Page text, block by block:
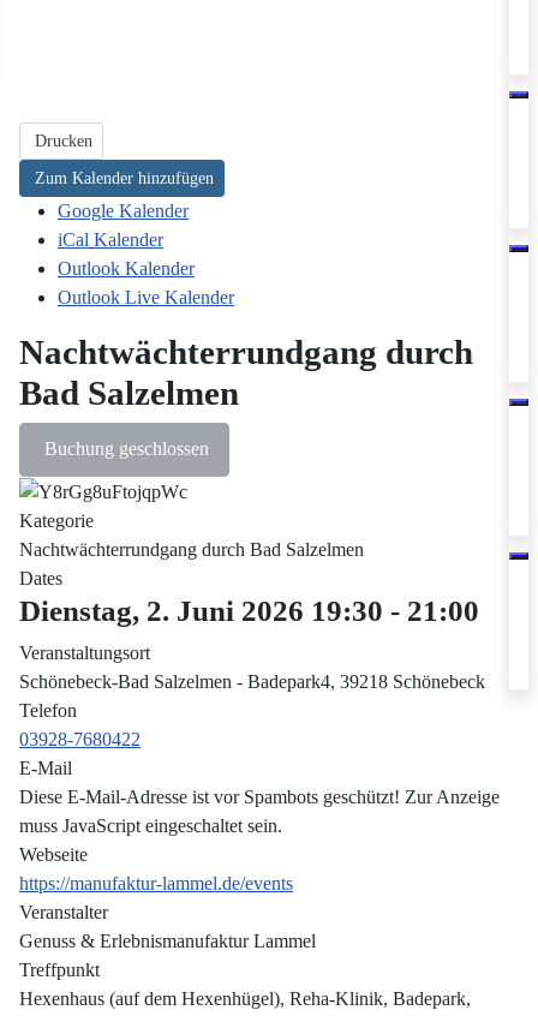
Drucken
Zum Kalender hinzufügen
Google Kalender
iCal Kalender
Outlook Kalender
Outlook Live Kalender
Nachtwächterrundgang durch
Bad Salzelmen
Buchung geschlossen
Kategorie
Nachtwächterrundgang durch Bad Salzelmen
Dates
Dienstag, 2. Juni 2026 19:30 - 21:00
Veranstaltungsort
Schönebeck-Bad Salzelmen - Badepark4, 39218 Schönebeck
Telefon
03928-7680422
E-Mail
Diese E-Mail-Adresse ist vor Spambots geschützt! Zur Anzeige
muss JavaScript eingeschaltet sein.
Webseite
https://manufaktur-lammel.de/events
Veranstalter
Genuss & Erlebnismanufaktur Lammel
Treffpunkt
Hexenhaus (auf dem Hexenhügel), Reha-Klinik, Badepark,